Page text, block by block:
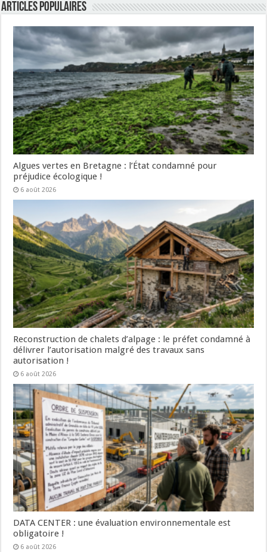
Articles populaires
Algues vertes en Bretagne : l’État condamné pour
préjudice écologique !
6 août 2026
Reconstruction de chalets d’alpage : le préfet condamné à
délivrer l’autorisation malgré des travaux sans
autorisation !
6 août 2026
DATA CENTER : une évaluation environnementale est
obligatoire !
6 août 2026